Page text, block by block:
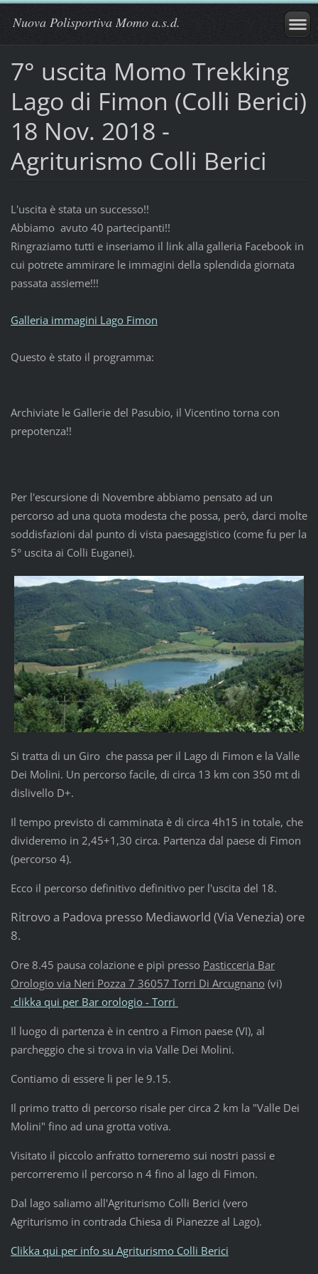
Nuova Polisportiva Momo a.s.d.
7° uscita Momo Trekking
Lago di Fimon (Colli Berici)
18 Nov. 2018 -
Agriturismo Colli Berici
L'uscita è stata un successo!!
Abbiamo avuto 40 partecipanti!!
Ringraziamo tutti e inseriamo il link alla galleria Facebook in
cui potrete ammirare le immagini della splendida giornata
passata assieme!!!
Galleria immagini Lago Fimon
Questo è stato il programma:
Archiviate le Gallerie del Pasubio, il Vicentino torna con
prepotenza!!
Per l'escursione di Novembre abbiamo pensato ad un
percorso ad una quota modesta che possa, però, darci molte
soddisfazioni dal punto di vista paesaggistico (come fu per la
5° uscita ai Colli Euganei).
Si tratta di un Giro che passa per il Lago di Fimon e la Valle
Dei Molini. Un percorso facile, di circa 13 km con 350 mt di
dislivello D+.
Il tempo previsto di camminata è di circa 4h15 in totale, che
divideremo in 2,45+1,30 circa. Partenza dal paese di Fimon
(percorso 4).
Ecco il percorso definitivo definitivo per l'uscita del 18.
Ritrovo a Padova presso Mediaworld (Via Venezia) ore
8.
Ore 8.45 pausa colazione e pipì presso Pasticceria Bar
Orologio via Neri Pozza 7 36057 Torri Di Arcugnano (vi)
clikka qui per Bar orologio - Torri
Il luogo di partenza è in centro a Fimon paese (VI), al
parcheggio che si trova in via Valle Dei Molini.
Contiamo di essere lì per le 9.15.
Il primo tratto di percorso risale per circa 2 km la "Valle Dei
Molini" fino ad una grotta votiva.
Visitato il piccolo anfratto torneremo sui nostri passi e
percorreremo il percorso n 4 fino al lago di Fimon.
Dal lago saliamo all'Agriturismo Colli Berici (vero
Agriturismo in contrada Chiesa di Pianezze al Lago).
Clikka qui per info su Agriturismo Colli Berici